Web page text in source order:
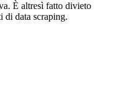
È altresì fatto divieto
di data scraping.